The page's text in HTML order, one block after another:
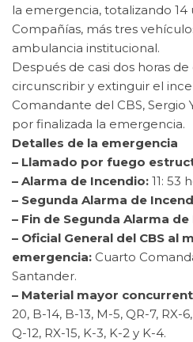
la emergencia, totalizando 14
Compañías, más tres
ambulancia institucional.
Después de casi dos horas
circunscribir y extinguir el
Comandante del CBS, Sergio
por finalizada la emergencia.
Detalles de la emergencia
– Llamado por fuego
– Alarma de Incendio: 11: 53
– Segunda Alarma de
– Fin de Segunda Alarma
– Oficial General del CBS al
emergencia: Cuarto
Santander.
– Material mayor
20, B-14, B-13, M-5, QR-7, RX-
Q-12, RX-15, K-3, K-2 y K-4.